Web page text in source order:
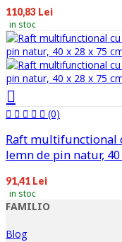
110,83 Lei
in stoc
(0)
Raft multifunctional
lemn de pin natur,
91,41 Lei
in stoc
FAMILIO
Blog